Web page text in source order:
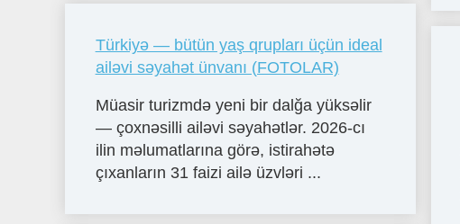
Türkiyə — bütün yaş qrupları üçün ideal
ailəvi səyahət ünvanı (FOTOLAR)
Müasir turizmdə yeni bir dalğa yüksəlir
— çoxnəsilli ailəvi səyahətlər. 2026-cı
ilin məlumatlarına görə, istirahətə
çıxanların 31 faizi ailə üzvləri ...